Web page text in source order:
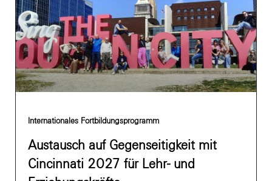
Internationales Fortbildungsprogramm
Austausch auf Gegenseitigkeit mit
Cincinnati 2027 für Lehr- und